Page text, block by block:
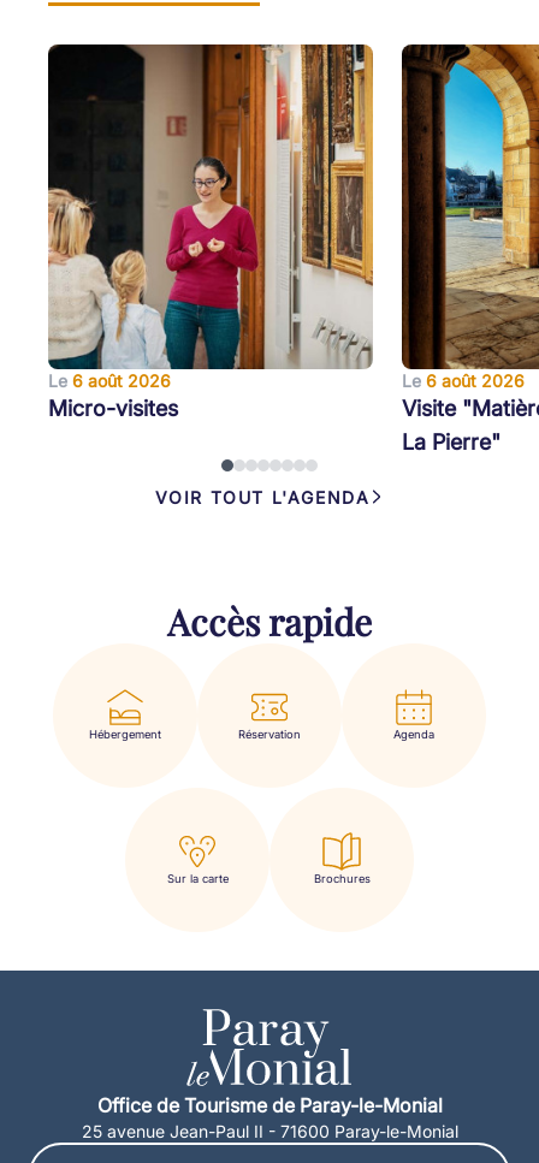
Le 6 août 2026
Micro-visites
Le 6 août 2026
Visite
La Pierre"
VOIR TOUT L'AGENDA
Accès rapide
Hébergement Réservation Agenda
Sur la carte Brochures
Office de Tourisme de Paray-le-Monial
25 avenue Jean-Paul II - 71600 Paray-le-Monial